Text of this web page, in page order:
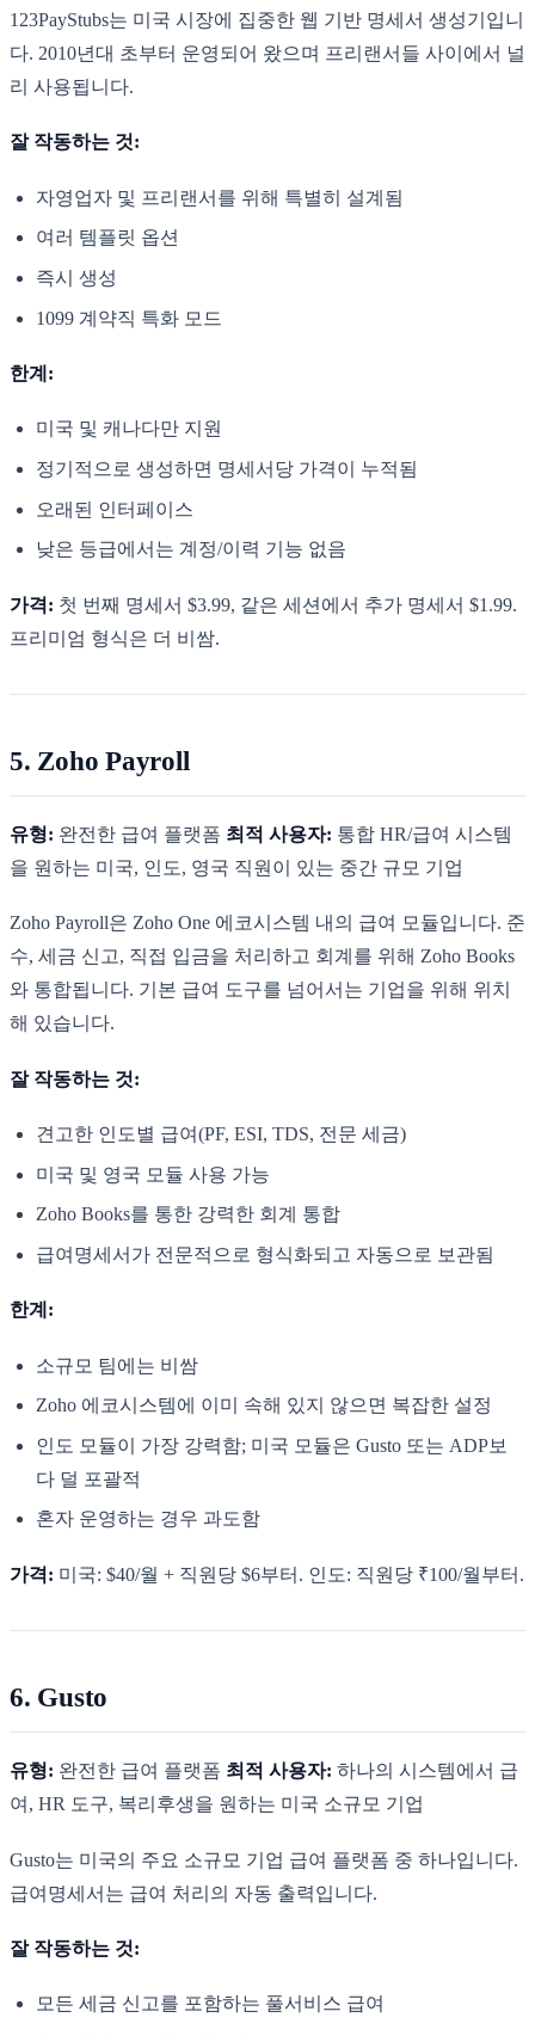
123PayStubs는 미국 시장에 집중한 웹 기반 명세서 생성기입니
다. 2010년대 초부터 운영되어 왔으며 프리랜서들 사이에서 널
리 사용됩니다.
잘 작동하는 것:
자영업자 및 프리랜서를 위해 특별히 설계됨
여러 템플릿 옵션
즉시 생성
1099 계약직 특화 모드
한계:
미국 및 캐나다만 지원
정기적으로 생성하면 명세서당 가격이 누적됨
오래된 인터페이스
낮은 등급에서는 계정/이력 기능 없음
가격: 첫 번째 명세서 $3.99, 같은 세션에서 추가 명세서 $1.99.
프리미엄 형식은 더 비쌈.
5. Zoho Payroll
유형: 완전한 급여 플랫폼 최적 사용자: 통합 HR/급여 시스템
을 원하는 미국, 인도, 영국 직원이 있는 중간 규모 기업
Zoho Payroll은 Zoho One 에코시스템 내의 급여 모듈입니다. 준
수, 세금 신고, 직접 입금을 처리하고 회계를 위해 Zoho Books
와 통합됩니다. 기본 급여 도구를 넘어서는 기업을 위해 위치
해 있습니다.
잘 작동하는 것:
견고한 인도별 급여(PF, ESI, TDS, 전문 세금)
미국 및 영국 모듈 사용 가능
Zoho Books를 통한 강력한 회계 통합
급여명세서가 전문적으로 형식화되고 자동으로 보관됨
한계:
소규모 팀에는 비쌈
Zoho 에코시스템에 이미 속해 있지 않으면 복잡한 설정
인도 모듈이 가장 강력함; 미국 모듈은 Gusto 또는 ADP보
다 덜 포괄적
혼자 운영하는 경우 과도함
가격: 미국: $40/월 + 직원당 $6부터. 인도: 직원당 ₹100/월부터.
6. Gusto
유형: 완전한 급여 플랫폼 최적 사용자: 하나의 시스템에서 급
여, HR 도구, 복리후생을 원하는 미국 소규모 기업
Gusto는 미국의 주요 소규모 기업 급여 플랫폼 중 하나입니다.
급여명세서는 급여 처리의 자동 출력입니다.
잘 작동하는 것:
모든 세금 신고를 포함하는 풀서비스 급여